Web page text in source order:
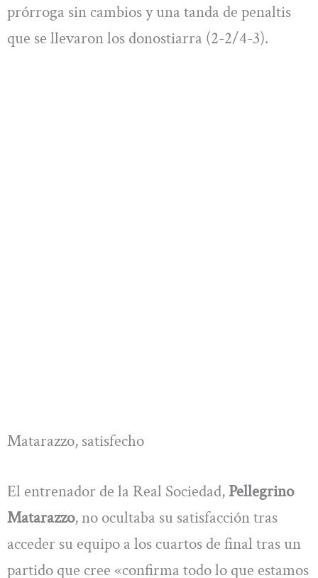
prórroga sin cambios y una tanda de penaltis
que se llevaron los donostiarra (2-2/4-3).
Matarazzo, satisfecho
El entrenador de la Real Sociedad, Pellegrino
Matarazzo, no ocultaba su satisfacción tras
acceder su equipo a los cuartos de final tras un
partido que cree «confirma todo lo que estamos